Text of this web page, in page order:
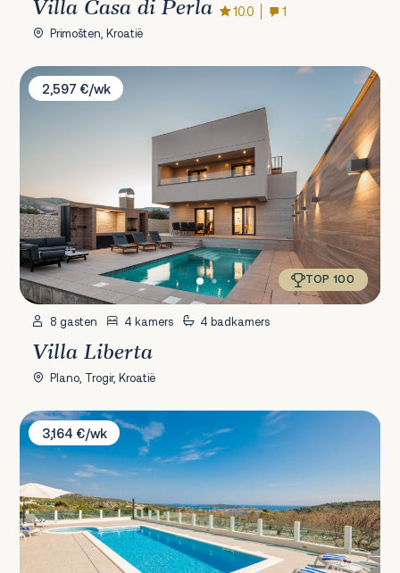
Villa Casa di Perla 10.0 1
Primošten, Kroatië
Villa Liberta
2,597 €/wk
TOP 100
8 gasten 4 kamers 4 badkamers
Villa Liberta
Plano, Trogir, Kroatië
Villa Ivelja
3,164 €/wk